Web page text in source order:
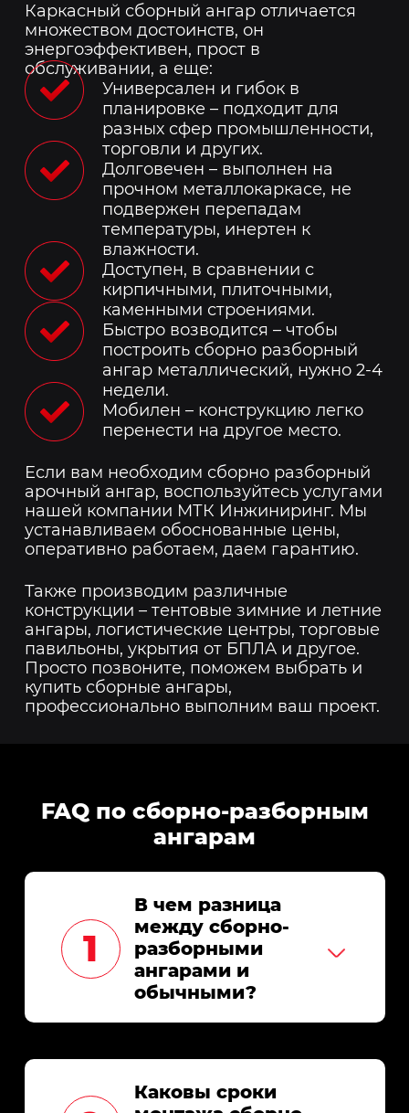
Каркасный сборный ангар отличается
множеством достоинств, он
энергоэффективен, прост в
обслуживании, а еще:
Универсален и гибок в
планировке – подходит для
разных сфер промышленности,
торговли и других.
Долговечен – выполнен на
прочном металлокаркасе, не
подвержен перепадам
температуры, инертен к
влажности.
Доступен, в сравнении с
кирпичными, плиточными,
каменными строениями.
Быстро возводится – чтобы
построить сборно разборный
ангар металлический, нужно 2-4
недели.
Мобилен – конструкцию легко
перенести на другое место.
Если вам необходим сборно разборный
арочный ангар, воспользуйтесь услугами
нашей компании МТК Инжиниринг. Мы
устанавливаем обоснованные цены,
оперативно работаем, даем гарантию.
Также производим различные
конструкции – тентовые зимние и летние
ангары, логистические центры, торговые
павильоны, укрытия от БПЛА и другое.
Просто позвоните, поможем выбрать и
купить сборные ангары,
профессионально выполним ваш проект.
FAQ по сборно-разборным
ангарам
В чем разница
между сборно-
разборными
ангарами и
обычными?
ангары легко
устанавливаются и
разбираются, что
Каковы сроки